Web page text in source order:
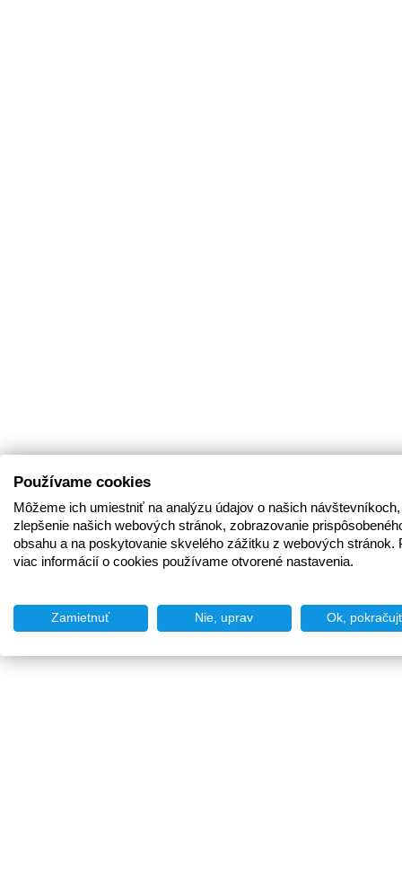
Používame cookies
Môžeme ich umiestniť na analýzu údajov o našich
zlepšenie našich webových stránok, zobrazovanie
obsahu a na poskytovanie skvelého zážitku z webových stránok.
viac informácií o cookies používame otvorené nastavenia.
Zamietnuť Nie, uprav Ok,